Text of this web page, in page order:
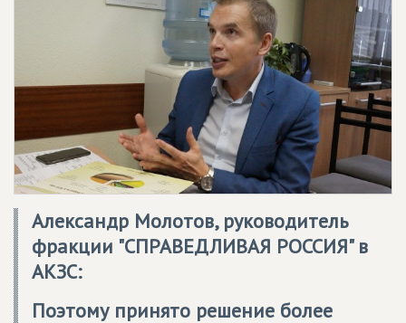
Александр Молотов, руководитель
фракции "СПРАВЕДЛИВАЯ РОССИЯ" в
АКЗС:
Поэтому принято решение более